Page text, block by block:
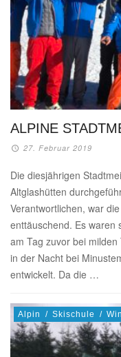
ALPINE
27. Februar 2019
Die diesjährigen
Altglashütten
Verantwortlichen, war
enttäuschend. Es waren
am Tag zuvor bei
in der Nacht bei
entwickelt. Da die …
Alpin / Skischule /